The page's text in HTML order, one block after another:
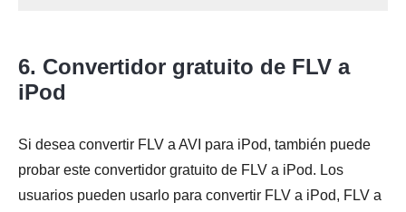
6. Convertidor gratuito de FLV a
iPod
Si desea convertir FLV a AVI para iPod, también puede
probar este convertidor gratuito de FLV a iPod. Los
usuarios pueden usarlo para convertir FLV a iPod, FLV a